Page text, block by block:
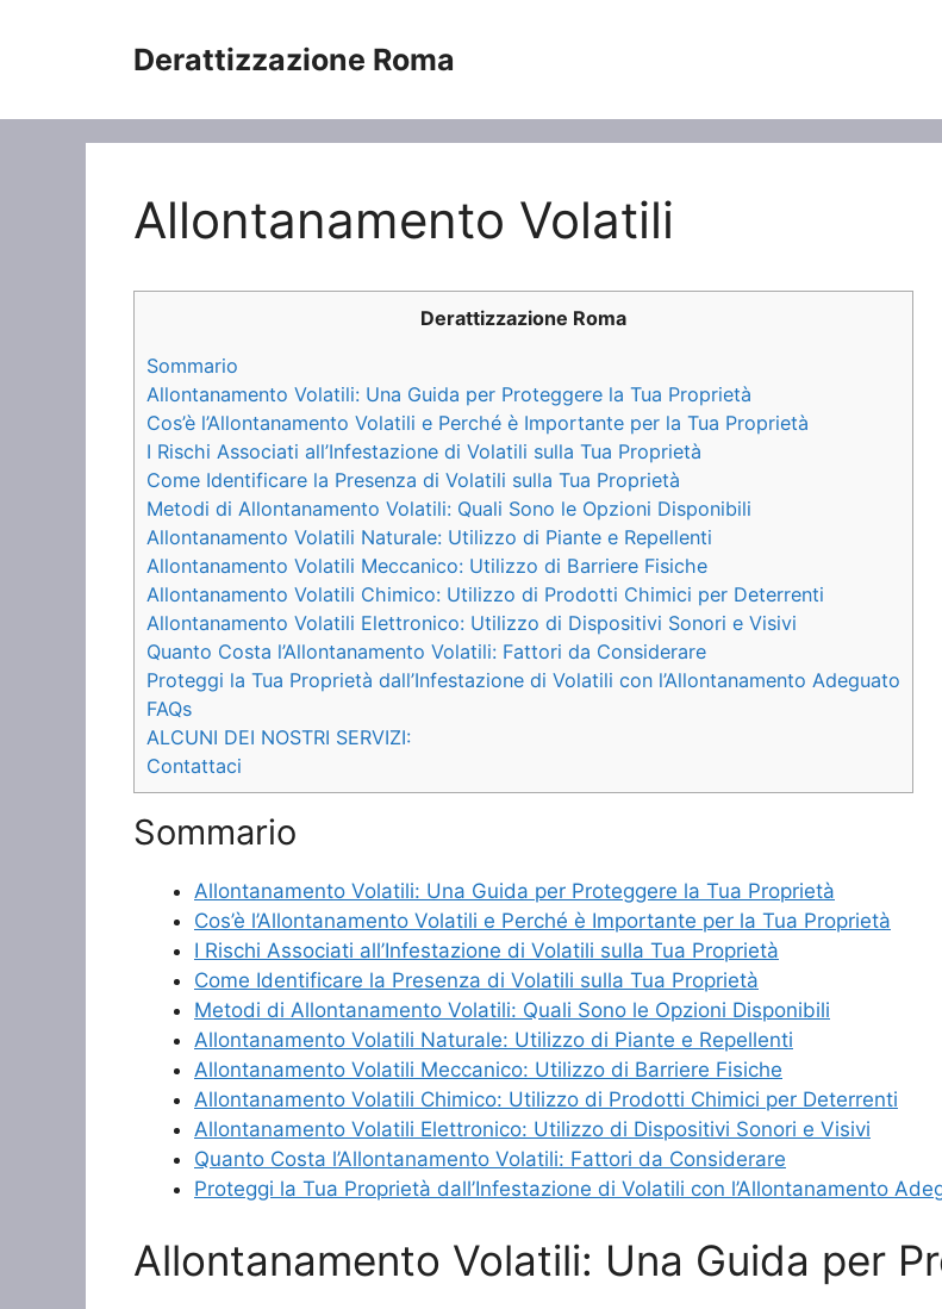
Derattizzazione Roma
Allontanamento Volatili
Derattizzazione Roma
Sommario
Allontanamento Volatili: Una Guida per Proteggere la Tua Proprietà
Cos’è l’Allontanamento Volatili e Perché è Importante per la Tua Proprietà
I Rischi Associati all’Infestazione di Volatili sulla Tua Proprietà
Come Identificare la Presenza di Volatili sulla Tua Proprietà
Metodi di Allontanamento Volatili: Quali Sono le Opzioni Disponibili
Allontanamento Volatili Naturale: Utilizzo di Piante e Repellenti
Allontanamento Volatili Meccanico: Utilizzo di Barriere Fisiche
Allontanamento Volatili Chimico: Utilizzo di Prodotti Chimici per Deterrenti
Allontanamento Volatili Elettronico: Utilizzo di Dispositivi Sonori e Visivi
Quanto Costa l’Allontanamento Volatili: Fattori da Considerare
Proteggi la Tua Proprietà dall’Infestazione di Volatili con l’Allontanamento Adeguato
FAQs
ALCUNI DEI NOSTRI SERVIZI:
Contattaci
Sommario
Allontanamento Volatili: Una Guida per Proteggere la Tua Proprietà
Cos’è l’Allontanamento Volatili e Perché è Importante per la Tua Proprietà
I Rischi Associati all’Infestazione di Volatili sulla Tua Proprietà
Come Identificare la Presenza di Volatili sulla Tua Proprietà
Metodi di Allontanamento Volatili: Quali Sono le Opzioni Disponibili
Allontanamento Volatili Naturale: Utilizzo di Piante e Repellenti
Allontanamento Volatili Meccanico: Utilizzo di Barriere Fisiche
Allontanamento Volatili Chimico: Utilizzo di Prodotti Chimici per Deterrenti
Allontanamento Volatili Elettronico: Utilizzo di Dispositivi Sonori e Visivi
Quanto Costa l’Allontanamento Volatili: Fattori da Considerare
Proteggi la Tua Proprietà dall’Infestazione di Volatili con l’Allontanamento
Allontanamento Volatili: Una Guida per